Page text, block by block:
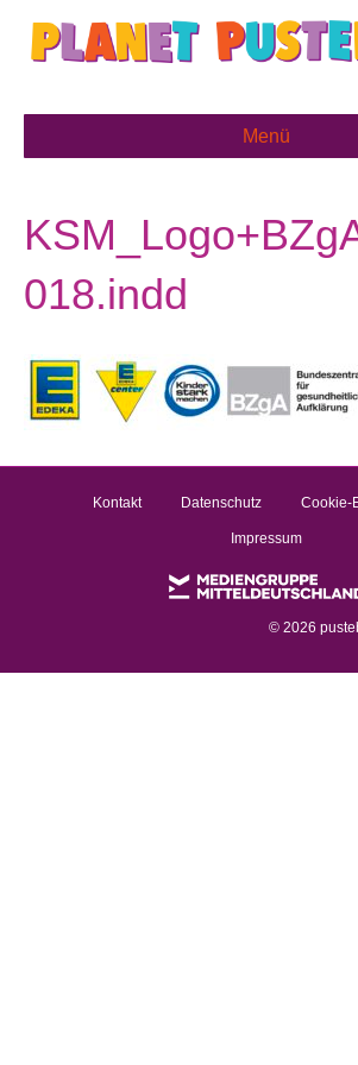
Menü
018.indd
Kontakt Datenschutz Cookie-
Impressum
© 2026